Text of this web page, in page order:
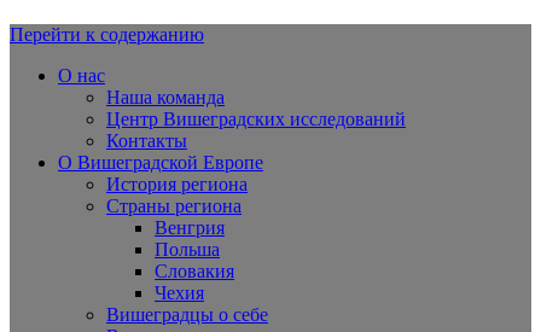
Вишеградская Европа
Перейти к содержанию
О нас
Наша команда
Центр Вишеградских исследований
Контакты
О Вишеградской Европе
История региона
Страны региона
Венгрия
Польша
Словакия
Чехия
Вишеградцы о себе